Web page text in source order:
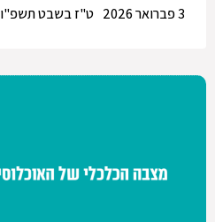
ט"ז בשבט תשפ"ו
3 פברואר 2026